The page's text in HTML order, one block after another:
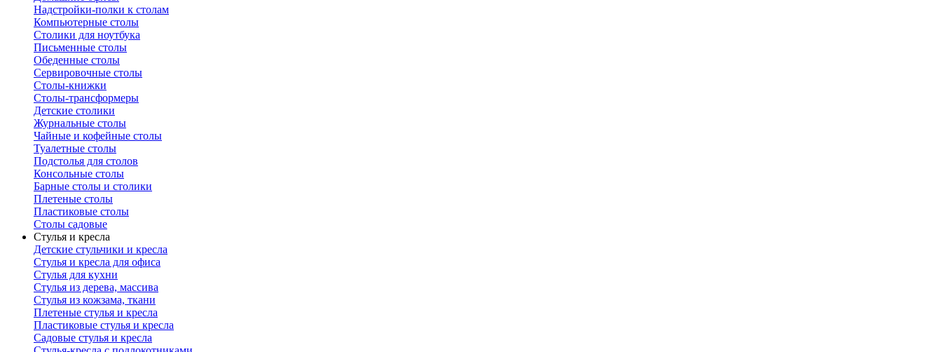
Надстройки-полки к столам
Компьютерные столы
Столики для ноутбука
Письменные столы
Обеденные столы
Сервировочные столы
Столы-книжки
Столы-трансформеры
Детские столики
Журнальные столы
Чайные и кофейные столы
Туалетные столы
Подстолья для столов
Консольные столы
Барные столы и столики
Плетеные столы
Пластиковые столы
Столы садовые
Стулья и кресла
Детские стульчики и кресла
Стулья и кресла для офиса
Стулья для кухни
Стулья из дерева, массива
Стулья из кожзама, ткани
Плетеные стулья и кресла
Пластиковые стулья и кресла
Садовые стулья и кресла